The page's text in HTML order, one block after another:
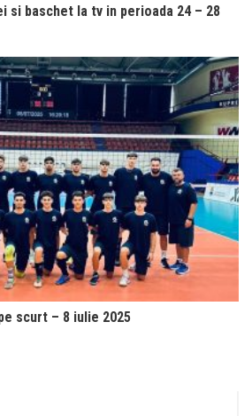
si baschet la tv in perioada 24 – 28
scurt – 8 iulie 2025